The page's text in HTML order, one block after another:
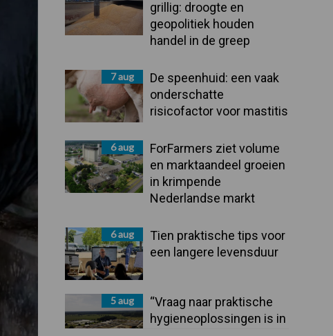
grillig: droogte en
geopolitiek houden
handel in de greep
7 aug
De speenhuid: een vaak
onderschatte
risicofactor voor mastitis
6 aug
ForFarmers ziet volume
en marktaandeel groeien
in krimpende
Nederlandse markt
6 aug
Tien praktische tips voor
een langere levensduur
5 aug
“Vraag naar praktische
hygieneoplossingen is in